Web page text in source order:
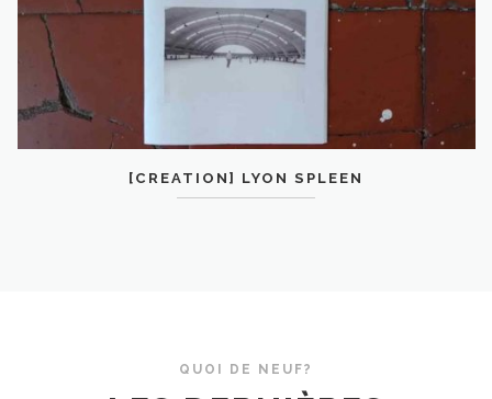
[CREATION] LYON SPLEEN
QUOI DE NEUF?